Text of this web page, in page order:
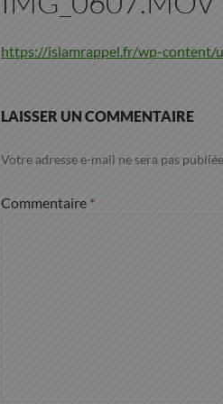
https://islamrappel.fr/wp-content/
LAISSER UN COMMENTAIRE
Votre adresse e-mail ne sera pas
Commentaire *